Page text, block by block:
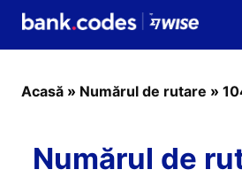
Acasă » Numărul de rutare »
Numărul de